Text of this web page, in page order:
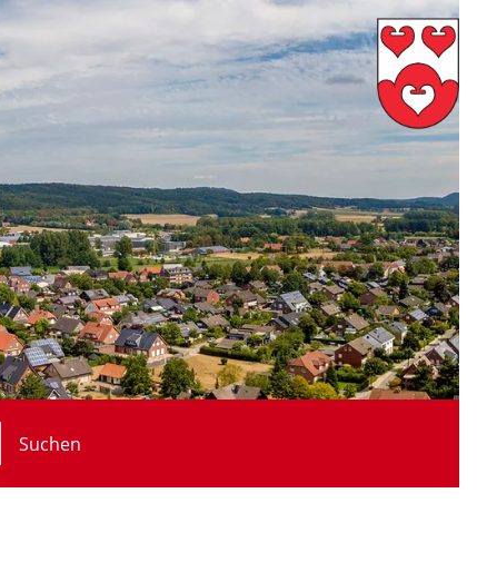
Suchen